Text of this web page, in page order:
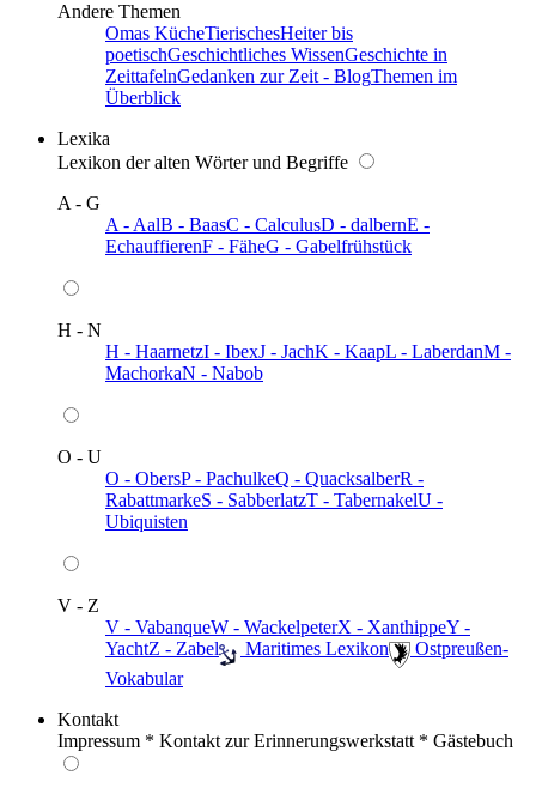
Andere Themen
Omas KücheTierischesHeiter bis
poetischGeschichtliches WissenGeschichte in
ZeittafelnGedanken zur Zeit - BlogThemen im
Überblick
Lexika
Lexikon der alten Wörter und Begriffe
A - G
A - AalB - BaasC - CalculusD - dalbernE -
EchauffierenF - FäheG - Gabelfrühstück
H - N
H - HaarnetzI - IbexJ - JachK - KaapL - LaberdanM -
MachorkaN - Nabob
O - U
O - ObersP - PachulkeQ - QuacksalberR -
RabattmarkeS - SabberlatzT - TabernakelU -
Ubiquisten
V - Z
V - VabanqueW - WackelpeterX - XanthippeY -
YachtZ - Zabel ️ Maritimes Lexikon
️ Ostpreußen-
Vokabular
Kontakt
Impressum * Kontakt zur Erinnerungswerkstatt * Gästebuch